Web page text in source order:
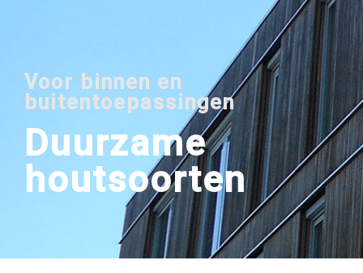
Voor binnen en
buitentoepassingen
Duurzame
houtsoorten